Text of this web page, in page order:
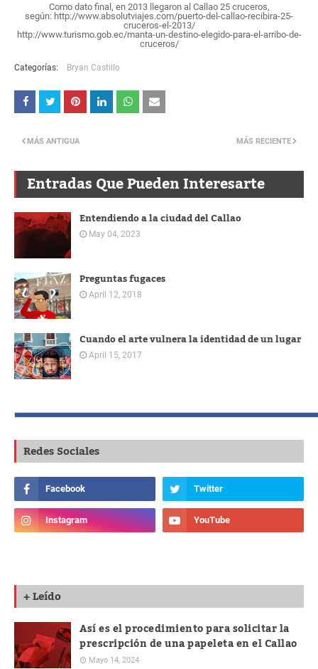
Como dato final, en 2013 llegaron al Callao 25 cruceros,
según: http://www.absolutviajes.com/puerto-del-callao-recibira-25-
cruceros-el-2013/
http://www.turismo.gob.ec/manta-un-destino-elegido-para-el-arribo-de-
cruceros/
Categorías: Bryan Castillo
MÁS RECIENTE
MÁS ANTIGUA
Entradas Que Pueden Interesarte
Entendiendo a la ciudad del Callao
May 04, 2023
Preguntas fugaces
April 12, 2018
Cuando el arte vulnera la identidad de un lugar
April 15, 2017
Redes Sociales
+ Leído
Así es el procedimiento para solicitar la
prescripción de una papeleta en el Callao
Mayo 14, 2024